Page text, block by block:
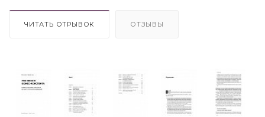
ЧИТАТЬ ОТРЫВОК ОТЗЫВЫ